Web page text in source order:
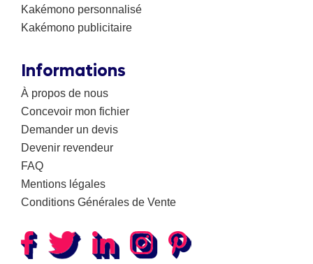
Kakémono personnalisé
Kakémono publicitaire
Informations
À propos de nous
Concevoir mon fichier
Demander un devis
Devenir revendeur
FAQ
Mentions légales
Conditions Générales de Vente